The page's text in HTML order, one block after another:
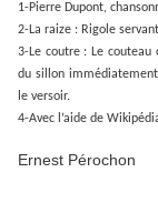
1-Pierre Dupont,
2-La raize : Rigole
3-Le coutre : Le
du sillon
le versoir.
4-Avec l’aide de
Ernest Pérochon